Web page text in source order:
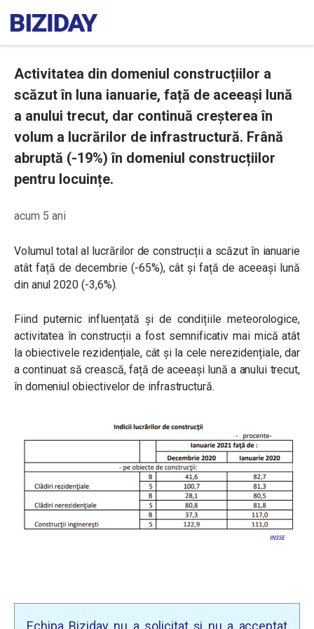
Activitatea din domeniul construcțiilor a
scăzut în luna ianuarie, față de aceeași lună
a anului trecut, dar continuă creșterea în
volum a lucrărilor de infrastructură. Frână
abruptă (-19%) în domeniul construcțiilor
pentru locuințe.
acum 5 ani
Volumul total al lucrărilor de construcții a scăzut în ianuarie
atât față de decembrie (-65%), cât și față de aceeași lună
din anul 2020 (-3,6%).
Fiind puternic influențată și de condițiile meteorologice,
activitatea în construcții a fost semnificativ mai mică atât
la obiectivele rezidențiale, cât și la cele nerezidențiale, dar
a continuat să crească, față de aceeași lună a anului trecut,
în domeniul obiectivelor de infrastructură.
Echipa Biziday nu a solicitat și nu a acceptat